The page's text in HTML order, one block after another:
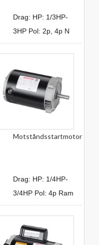
Drag: HP: 1/3HP-
3HP Pol: 2p, 4p N
Motståndsstartmotor
Drag: HP: 1/4HP-
3/4HP Pol: 4p Ram